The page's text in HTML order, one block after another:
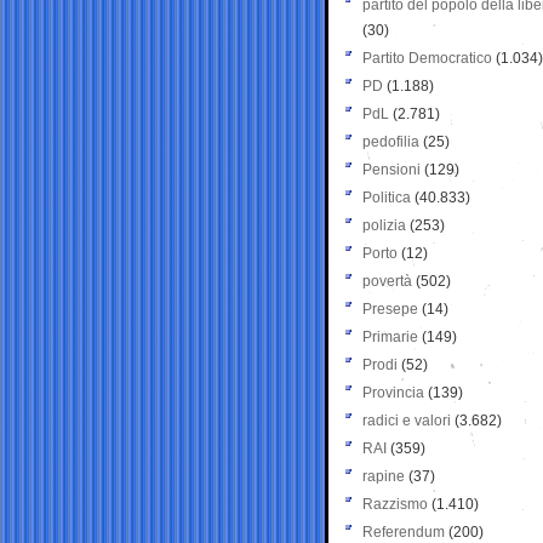
partito del popolo della
(30)
Partito Democratico (1.034)
PD (1.188)
PdL (2.781)
pedofilia (25)
Pensioni (129)
Politica (40.833)
polizia (253)
Porto (12)
povertà (502)
Presepe (14)
Primarie (149)
Prodi (52)
Provincia (139)
radici e valori (3.682)
RAI (359)
rapine (37)
Razzismo (1.410)
Referendum (200)